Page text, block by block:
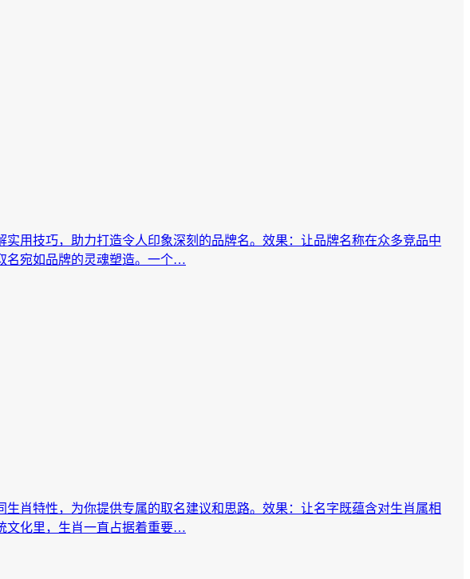
用技巧，助力打造令人印象深刻的品牌名。效果：让品牌名称在众多竞品中
名宛如品牌的灵魂塑造。一个…
肖特性，为你提供专属的取名建议和思路。效果：让名字既蕴含对生肖属相
文化里，生肖一直占据着重要…